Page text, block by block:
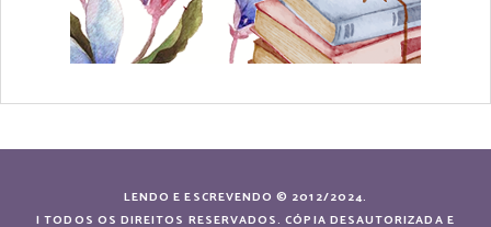
LENDO E ESCREVENDO © 2012/2024.
| TODOS OS DIREITOS RESERVADOS. CÓPIA DESAUTORIZADA E